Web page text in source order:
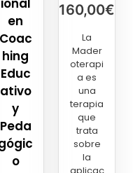
ional
en
Coac
hing
Educ
ativo
y
Peda
o
160,00€
La
Mader
oterapi
a es
una
terapia
que
trata
sobre
la